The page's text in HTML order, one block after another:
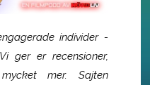
individer -
ger er recensioner,
mer. Sajten
Omega